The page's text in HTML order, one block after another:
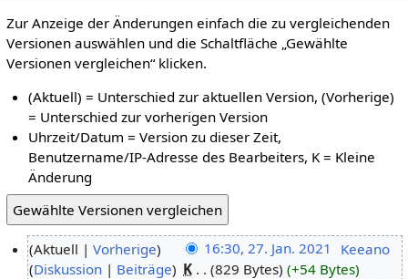
Zur Anzeige der Änderungen einfach die zu vergleichenden
Versionen auswählen und die Schaltfläche „Gewählte
Versionen vergleichen“ klicken.
(Aktuell) = Unterschied zur aktuellen Version, (Vorherige)
= Unterschied zur vorherigen Version
Uhrzeit/Datum = Version zu dieser Zeit,
Benutzername/IP-Adresse des Bearbeiters, K = Kleine
Änderung
Aktuell Vorherige 16:30, 27. Jan. 2021
Keeano
Diskussion
Beiträge K 829 Bytes
+54 Bytes